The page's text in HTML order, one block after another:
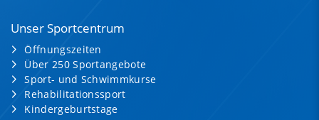
Unser Sportcentrum
Öffnungszeiten
Über 250 Sportangebote
Sport- und Schwimmkurse
Rehabilitationssport
Kindergeburtstage